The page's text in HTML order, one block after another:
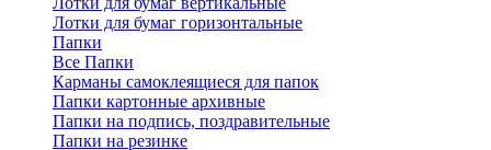
Лотки для бумаг горизонтальные
Папки
Все Папки
Карманы самоклеящиеся для папок
Папки картонные архивные
Папки на подпись, поздравительные
Папки на резинке